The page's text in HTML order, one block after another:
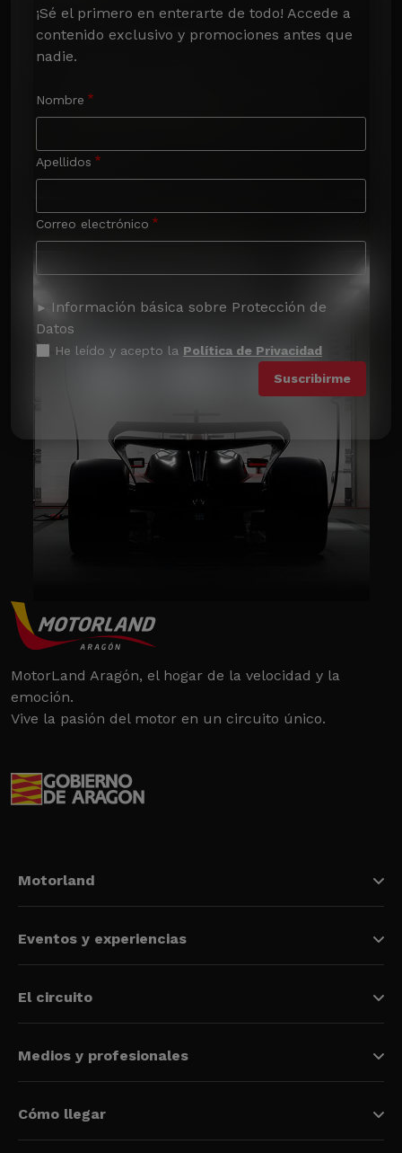
¡Sé el primero en enterarte de todo! Accede a
contenido exclusivo y promociones antes que
nadie.
Nombre
Apellidos
Correo electrónico
Información básica sobre Protección de
Datos
He leído y acepto la Política de Privacidad
MotorLand Aragón, el hogar de la velocidad y la
emoción.
Vive la pasión del motor en un circuito único.
Motorland
Eventos y experiencias
El circuito
Medios y profesionales
Cómo llegar